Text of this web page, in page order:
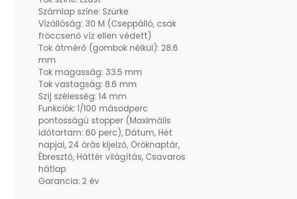
Számlap színe: Szürke
Vízállóság: 30 M (Cseppálló, csak
fröccsenő víz ellen védett)
Tok átmérő (gombok nélkül): 28.6
mm
Tok magasság: 33.5 mm
Tok vastagság: 8.6 mm
Szíj szélesség: 14 mm
Funkciók: 1/100 másodperc
pontosságú stopper (Maximális
időtartam: 60 perc), Dátum, Hét
napjai, 24 órás kijelző, Öröknaptár,
Ébresztő, Háttér világítás, Csavaros
hátlap
Garancia: 2 év